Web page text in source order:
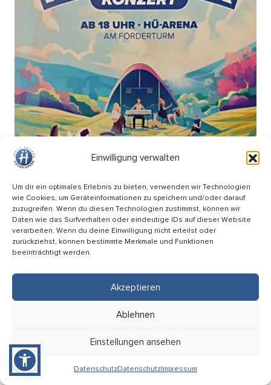
Einwilligung verwalten
Um dir ein optimales Erlebnis zu bieten, verwenden wir Technologien
wie Cookies, um Geräteinformationen zu speichern und/oder darauf
zuzugreifen. Wenn du diesen Technologien zustimmst, können wir
Daten wie das Surfverhalten oder eindeutige IDs auf dieser Website
verarbeiten. Wenn du deine Einwilligung nicht erteilst oder
zurückziehst, können bestimmte Merkmale und Funktionen
beeinträchtigt werden.
Akzeptieren
Ablehnen
Einstellungen ansehen
DatenschutzDatenschutzImpressum
Picknick Konzert – Mitsing-Konzert mit den
HÜ-Arena am Förderturm
Eintritt: Frei